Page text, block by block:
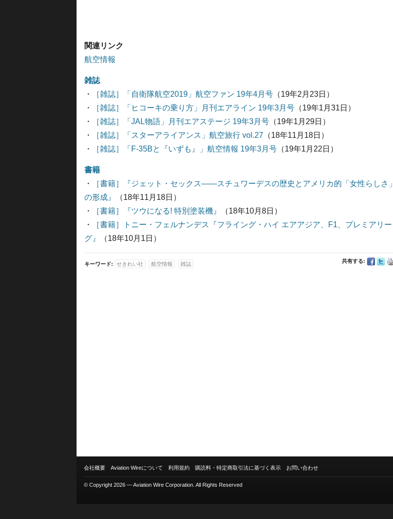
関連リンク
航空情報
雑誌
・
［雑誌］「自衛隊航空2019」航空ファン 19年4月号 （19年2月23日）
・
［雑誌］「ヒコーキの乗り方」月刊エアライン 19年3月号 （19年1月31日）
・
［雑誌］「JAL物語」月刊エアステージ 19年3月号 （19年1月29日）
・
［雑誌］「スターアライアンス」航空旅行 vol.27 （18年11月18日）
・
［雑誌］「F-35Bと『いずも』」航空情報 19年3月号 （19年1月22日）
書籍
・
［書籍］『ジェット・セックス――スチュワーデスの歴史とアメリカ的「女性らしさ」
の形成』
（18年11月18日）
・
［書籍］『ツウになる! 特別塗装機』
（18年10月8日）
・
［書籍］トニー・フェルナンデス『フライング・ハイ エアアジア、F1、プレミアリー
グ』
（18年10月1日）
共有する:
キーワード: せきれい社 航空情報 雑誌
会社概要 Aviation Wireについて 利用規約 購読料・特定商取引法に基づく表示 お問い合わせ
© Copyright 2026 — Aviation Wire Corporation. All Rights Reserved